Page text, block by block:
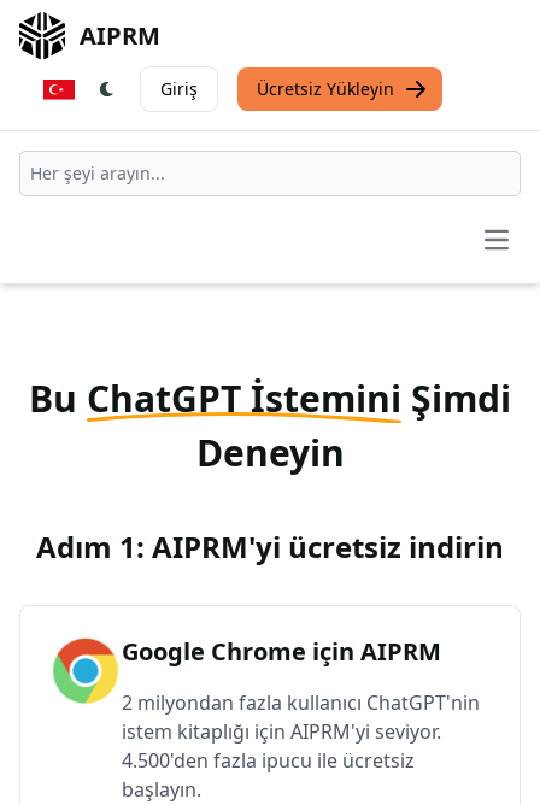
AIPRM
Giriş Ücretsiz Yükleyin
Bu ChatGPT İstemini Şimdi
Deneyin
Adım 1: AIPRM'yi ücretsiz indirin
Google Chrome için AIPRM
2 milyondan fazla kullanıcı ChatGPT'nin
istem kitaplığı için AIPRM'yi seviyor.
4.500'den fazla ipucu ile ücretsiz
başlayın.